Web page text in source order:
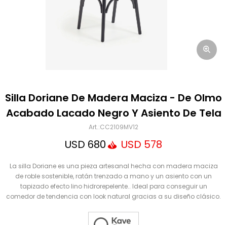
Silla Doriane De Madera Maciza - De Olmo
Acabado Lacado Negro Y Asiento De Tela
CC2109MV12
USD 680 USD 578
La silla Doriane es una pieza artesanal hecha con madera maciza
de roble sostenible, ratán trenzado a mano y un asiento con un
tapizado efecto lino hidrorepelente.. Ideal para conseguir un
comedor de tendencia con look natural gracias a su diseño clásico.
Correo electrónico
Mensaje